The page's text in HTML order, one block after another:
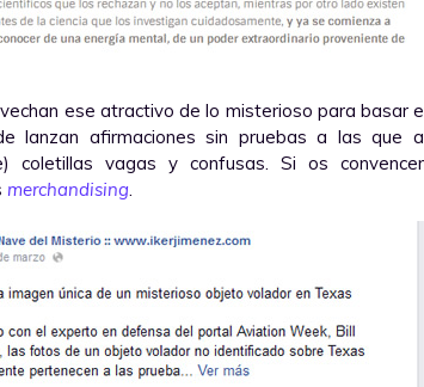
ese atractivo de lo misterioso para basar
lanzan afirmaciones sin pruebas a las que
coletillas vagas y confusas. Si os
merchandising.